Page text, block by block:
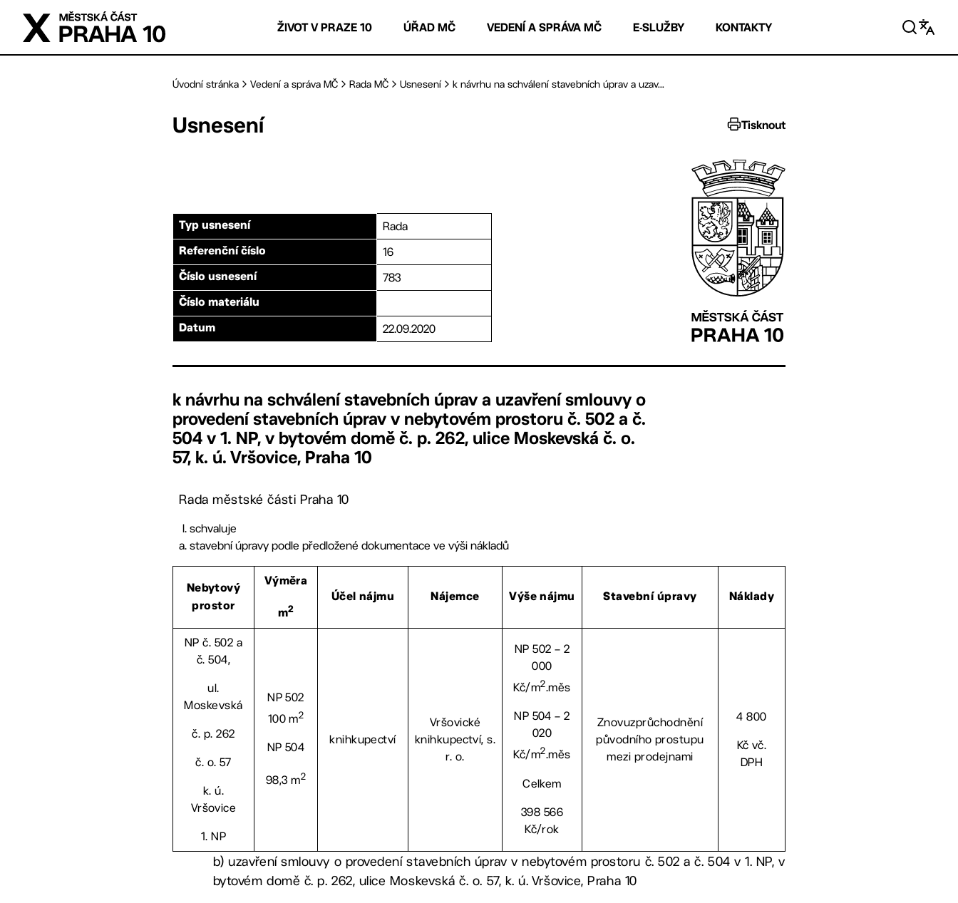
Přejít na hlavní obsah
ŽIVOT V PRAZE 10 ÚŘAD MČ VEDENÍ A SPRÁVA MČ E-SLUŽBY KONTAKTY
Úvodní stránka Vedení a správa MČ Rada MČ Usnesení k návrhu na schválení stavebních úprav a uzav...
Usnesení Tisknout
Typ usnesení Rada
Referenční číslo 16
Číslo usnesení 783
Číslo materiálu
Datum 22.09.2020
k návrhu na schválení stavebních úprav a uzavření smlouvy o
provedení stavebních úprav v nebytovém prostoru č. 502 a č.
504 v 1. NP, v bytovém domě č. p. 262, ulice Moskevská č. o.
57, k. ú. Vršovice, Praha 10
Rada městské části Praha 10
schvaluje
stavební úpravy podle předložené dokumentace ve výši nákladů
Nebytový
prostor
Výměra
m2
Účel nájmu Nájemce Výše nájmu Stavební úpravy Náklady
NP č. 502 a
č. 504,
ul.
Moskevská
č. p. 262
č. o. 57
k. ú.
Vršovice
1. NP
NP 502
100 m2
NP 504
98,3 m2
knihkupectví
Vršovické
knihkupectví, s.
r. o.
NP 502 – 2
000
Kč/m2.měs
NP 504 – 2
020
Kč/m2.měs
Celkem
398 566
Kč/rok
Znovuzprůchodnění
původního prostupu
mezi prodejnami
4 800
Kč vč.
DPH
b) uzavření smlouvy o provedení stavebních úprav v nebytovém prostoru č. 502 a č. 504 v 1. NP, v
bytovém domě č. p. 262, ulice Moskevská č. o. 57, k. ú. Vršovice, Praha 10